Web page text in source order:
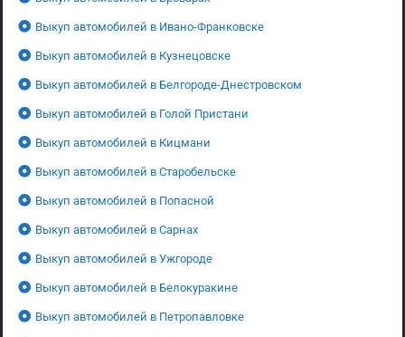
Выкуп автомобилей в Ивано-Франковске
Выкуп автомобилей в Кузнецовске
Выкуп автомобилей в Белгороде-Днестровском
Выкуп автомобилей в Голой Пристани
Выкуп автомобилей в Кицмани
Выкуп автомобилей в Старобельске
Выкуп автомобилей в Попасной
Выкуп автомобилей в Сарнах
Выкуп автомобилей в Ужгороде
Выкуп автомобилей в Белокуракине
Выкуп автомобилей в Петропавловке